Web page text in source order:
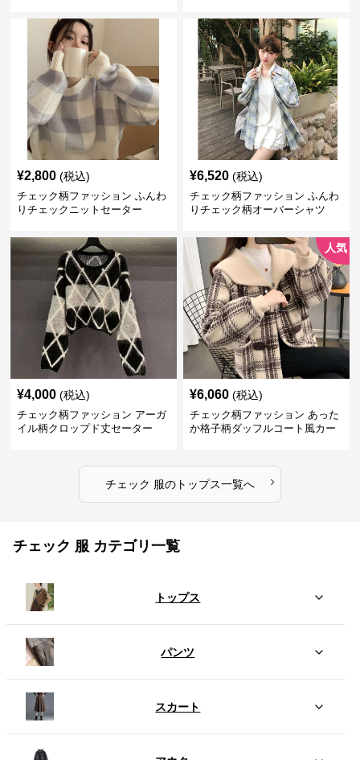
¥2,800 (税込)
チェック柄ファッション ふんわ
りチェックニットセーター
¥6,520 (税込)
チェック柄ファッション ふんわ
りチェック柄オーバーシャツ
¥4,000 (税込)
チェック柄ファッション アーガ
イル柄クロップド丈セーター
人気
¥6,060 (税込)
チェック柄ファッション あった
か格子柄ダッフルコート風カー
チェック 服のトップス一覧へ ›
チェック 服 カテゴリ一覧
トップス
パンツ
スカート